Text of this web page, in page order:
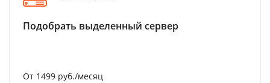
Подобрать выделенный сервер
От 1499 руб./месяц